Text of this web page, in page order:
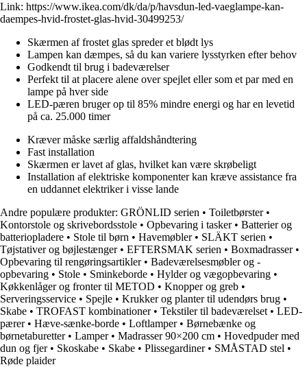
Link: https://www.ikea.com/dk/da/p/havsdun-led-vaeglampe-kan-
daempes-hvid-frostet-glas-hvid-30499253/
Skærmen af frostet glas spreder et blødt lys
Lampen kan dæmpes, så du kan variere lysstyrken efter behov
Godkendt til brug i badeværelser
Perfekt til at placere alene over spejlet eller som et par med en
lampe på hver side
LED-pæren bruger op til 85% mindre energi og har en levetid
på ca. 25.000 timer
Kræver måske særlig affaldshåndtering
Fast installation
Skærmen er lavet af glas, hvilket kan være skrøbeligt
Installation af elektriske komponenter kan kræve assistance fra
en uddannet elektriker i visse lande
Andre populære produkter: GRÖNLID serien • Toiletbørster•
Kontorstole og skrivebordsstole • Opbevaring i tasker• Batterier og
batteriopladere • Stole til børn • Havemøbler• SLÄKT serien •
Tøjstativer og bøjlestænger• EFTERSMAK serien • Boxmadrasser•
Opbevaring til rengøringsartikler• Badeværelsesmøbler og -
opbevaring • Stole • Sminkeborde • Hylder og vægopbevaring •
Køkkenlåger og fronter til METOD • Knopper og greb •
Serveringsservice • Spejle • Krukker og planter til udendørs brug •
Skabe • TROFAST kombinationer• Tekstiler til badeværelset• LED-
pærer• Hæve-sænke-borde • Loftlamper• Børnebænke og
børnetaburetter• Lamper• Madrasser 90×200 cm • Hovedpuder med
dun og fjer• Skoskabe • Skabe • Plissegardiner• SMÅSTAD stel •
Røde plaider